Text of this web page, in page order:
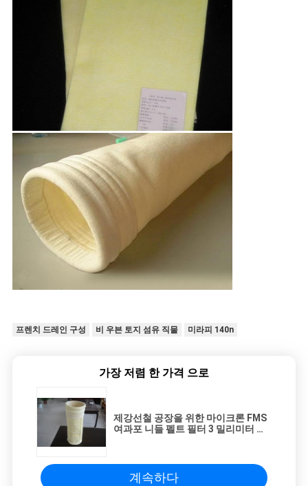
프렌치 드레인 구성 비 우븐 토지 섬유 직물 미라피 140n
가장 저렴 한 가격 으로
제강선철 공장을 위한 마이크론 FMS
여과포 니들 펠트 필터 3 밀리미터 두
계속하다